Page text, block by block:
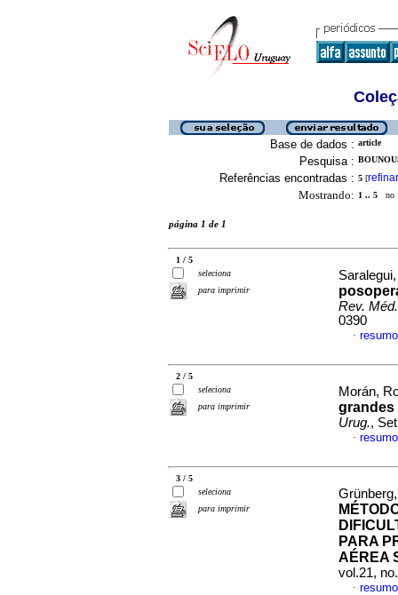
Base de dados : article
Pesquisa :
Referências encontradas : 5 [refinar
Mostrando: 1 .. 5 no
página 1 de 1
1 / 5
seleciona
para imprimir
Rev.
0390
·
2 / 5
seleciona
para imprimir
Morán,
grandes
Urug.,
·
3 / 5
seleciona
para imprimir
PARA
AÉREA
vol.21,
·